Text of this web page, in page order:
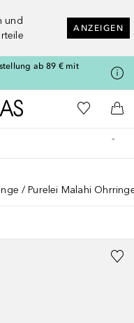
und
ANZEIGEN
ab 89 € mit
Zur Douglas Startseite
Zu Meiner
Purelei Malahi